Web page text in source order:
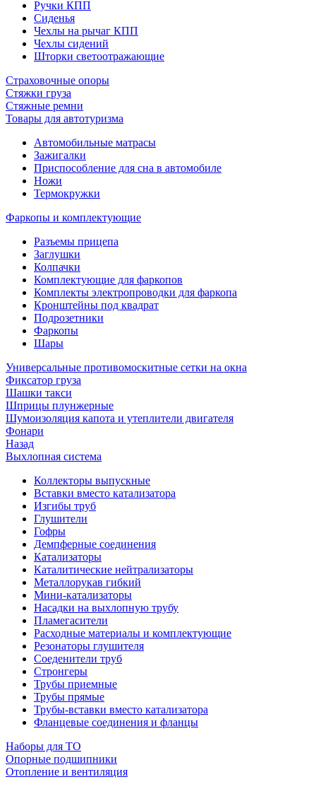
Ручки КПП
Сиденья
Чехлы на рычаг КПП
Чехлы сидений
Шторки светоотражающие
Страховочные опоры
Стяжки груза
Стяжные ремни
Товары для автотуризма
Автомобильные матрасы
Зажигалки
Приспособление для сна в автомобиле
Ножи
Термокружки
Фаркопы и комплектующие
Разъемы прицепа
Заглушки
Колпачки
Комплектующие для фаркопов
Комплекты электропроводки для фаркопа
Кронштейны под квадрат
Подрозетники
Фаркопы
Шары
Универсальные противомоскитные сетки на окна
Фиксатор груза
Шашки такси
Шприцы плунжерные
Шумоизоляция капота и утеплители двигателя
Фонари
Назад
Выхлопная система
Коллекторы выпускные
Вставки вместо катализатора
Изгибы труб
Глушители
Гофры
Демпферные соединения
Катализаторы
Каталитические нейтрализаторы
Металлорукав гибкий
Мини-катализаторы
Насадки на выхлопную трубу
Пламегасители
Расходные материалы и комплектующие
Резонаторы глушителя
Соеденители труб
Стронгеры
Трубы приемные
Трубы прямые
Трубы-вставки вместо катализатора
Фланцевые соединения и фланцы
Наборы для ТО
Опорные подшипники
Отопление и вентиляция